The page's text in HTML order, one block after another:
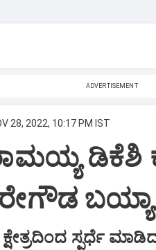
ADVERTISEMENT
28, 2022, 10:17 PM IST
ಕ್ಷೇತ್ರದಿಂದ ಸ್ಪರ್ಧೆ